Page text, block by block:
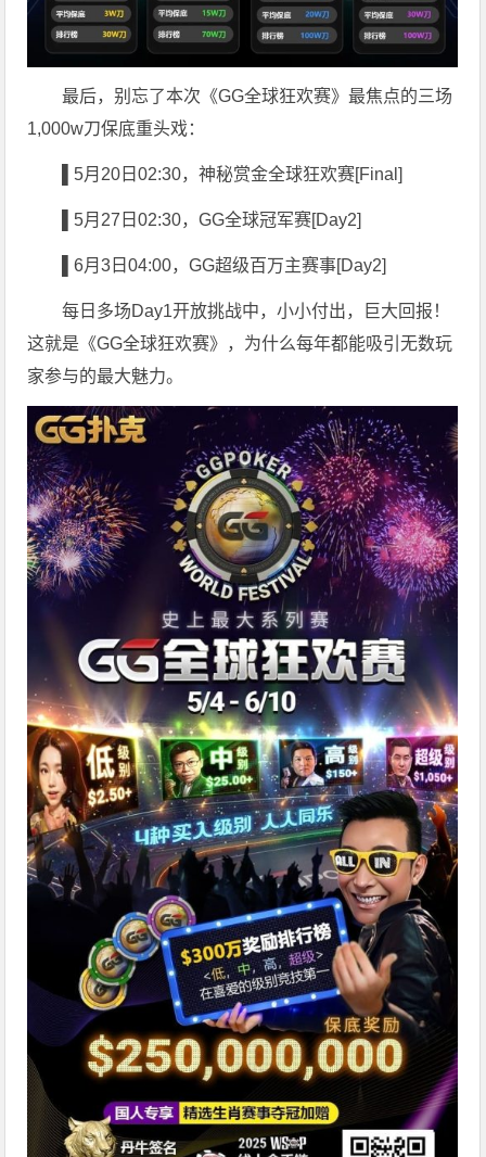
最后，别忘了本次《GG全球狂欢赛》最焦点的三场
1,000w刀保底重头戏：
▌5月20日02:30，神秘赏金全球狂欢赛[Final]
▌5月27日02:30，GG全球冠军赛[Day2]
▌6月3日04:00，GG超级百万主赛事[Day2]
每日多场Day1开放挑战中，小小付出，巨大回报！
这就是《GG全球狂欢赛》，为什么每年都能吸引无数玩
家参与的最大魅力。